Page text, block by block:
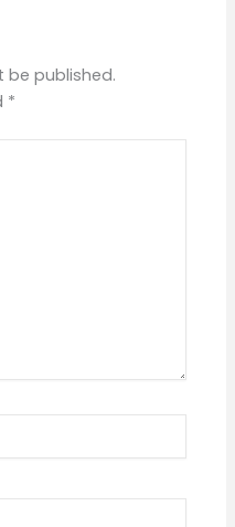
be published.
*